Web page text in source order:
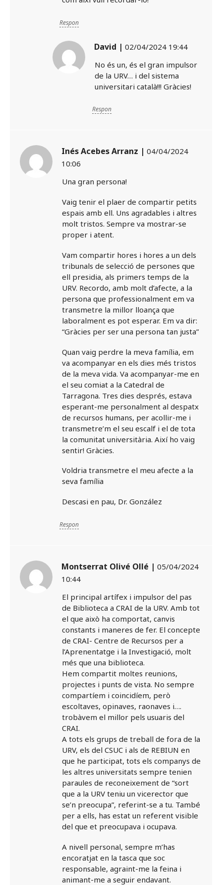
Respon
David | 02/04/2024 19:44
No és un, és el gran impulsor
de la URV… i del sistema
universitari català!!! Gràcies!
Respon
Inés Acebes Arranz | 04/04/2024
10:06
Una gran persona!
Vaig tenir el plaer de compartir petits
espais amb ell. Uns agradables i altres
molt tristos. Sempre va mostrar-se
proper i atent.
Vam compartir hores i hores a un dels
tribunals de selecció de persones que
ell presidia, als primers temps de la
URV. Recordo, amb molt d’afecte, a la
persona que professionalment em va
transmetre la millor lloança que
laboralment es pot esperar. Em va dir:
“Gràcies per ser una persona tan justa”
Quan vaig perdre la meva família, em
va acompanyar en els dies més tristos
de la meva vida. Va acompanyar-me en
el seu comiat a la Catedral de
Tarragona. Tres dies després, estava
esperant-me personalment al despatx
de recursos humans, per acollir-me i
transmetre’m el seu escalf i el de tota
la comunitat universitària. Així ho vaig
sentir! Gràcies.
Voldria transmetre el meu afecte a la
seva família
Descasi en pau, Dr. González
Respon
Montserrat Olivé Ollé | 05/04/2024
10:44
El principal artífex i impulsor del pas
de Biblioteca a CRAI de la URV. Amb tot
el que això ha comportat, canvis
constants i maneres de fer. El concepte
de CRAI- Centre de Recursos per a
l’Aprenentatge i la Investigació, molt
més que una biblioteca.
Hem compartit moltes reunions,
projectes i punts de vista. No sempre
compartíem i coincidíem, però
escoltaves, opinaves, raonaves i….
trobàvem el millor pels usuaris del
CRAI.
A tots els grups de treball de fora de la
URV, els del CSUC i als de REBIUN en
que he participat, tots els companys de
les altres universitats sempre tenien
paraules de reconeixement de “sort
que a la URV teniu un vicerector que
se’n preocupa”, referint-se a tu. També
per a ells, has estat un referent visible
del que et preocupava i ocupava.
A nivell personal, sempre m’has
encoratjat en la tasca que soc
responsable, agraint-me la feina i
animant-me a seguir endavant.